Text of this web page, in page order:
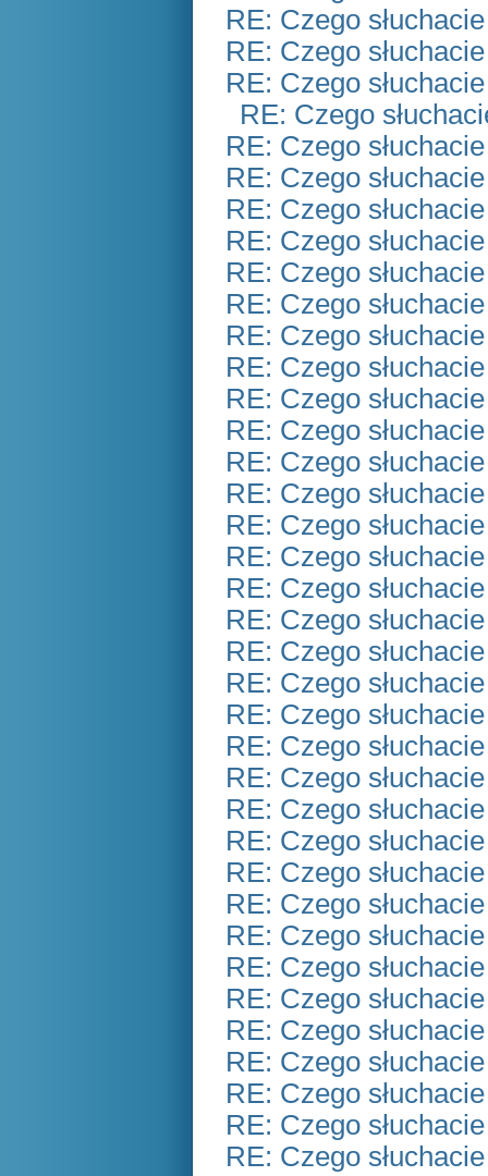
RE: Czego
RE: Czego
RE: Czego
RE: Czego
RE: Czego
RE: Czego
RE: Czego
RE: Czego
RE: Czego
RE: Czego
RE: Czego
RE: Czego
RE: Czego
RE: Czego
RE: Czego
RE: Czego
RE: Czego
RE: Czego
RE: Czego
RE: Czego
RE: Czego
RE: Czego
RE: Czego
RE: Czego
RE: Czego
RE: Czego
RE: Czego
RE: Czego
RE: Czego
RE: Czego
RE: Czego
RE: Czego
RE: Czego
RE: Czego
RE: Czego
RE: Czego
RE: Czego